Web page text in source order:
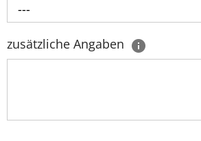
---
zusätzliche Angaben